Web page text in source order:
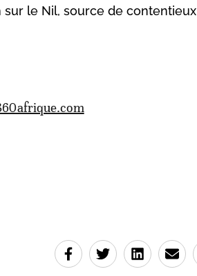
le Nil, source de contentieux